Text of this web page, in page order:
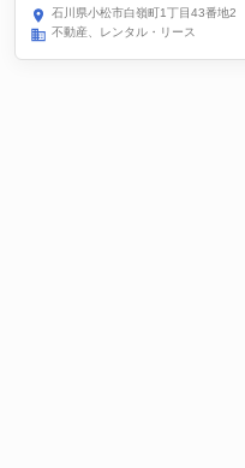
石川県小松市白嶺町1丁目43番地2
不動産、レンタル・リース